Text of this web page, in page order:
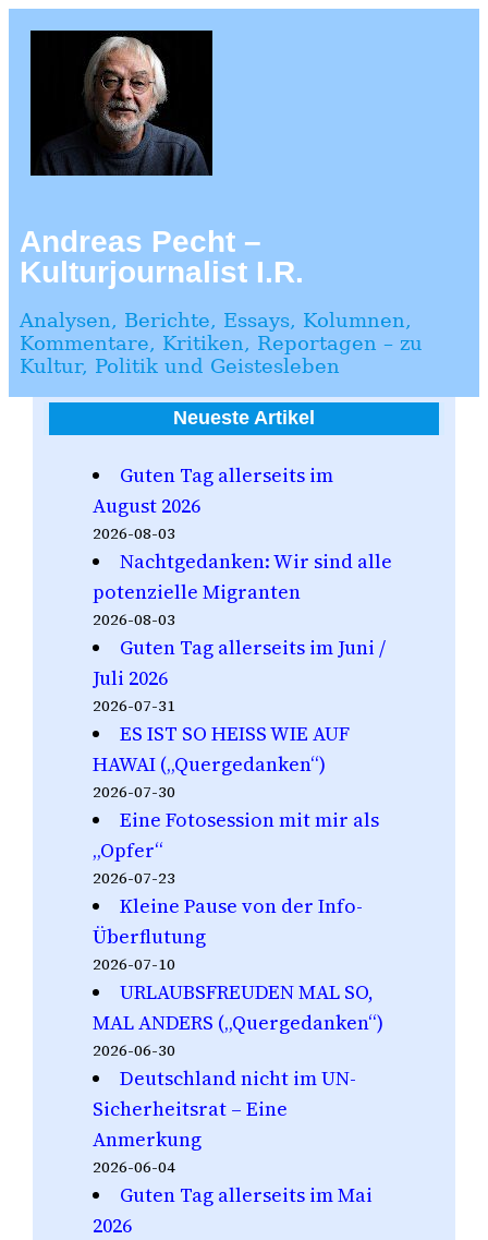
springen
Andreas Pecht –
Kulturjournalist I.R.
Analysen, Berichte, Essays, Kolumnen,
Kommentare, Kritiken, Reportagen – zu
Kultur, Politik und Geistesleben
Neueste Artikel
Guten Tag allerseits im
August 2026
2026-08-03
Nachtgedanken: Wir sind alle
potenzielle Migranten
2026-08-03
Guten Tag allerseits im Juni /
Juli 2026
2026-07-31
ES IST SO HEISS WIE AUF
HAWAI („Quergedanken“)
2026-07-30
Eine Fotosession mit mir als
„Opfer“
2026-07-23
Kleine Pause von der Info-
Überflutung
2026-07-10
URLAUBSFREUDEN MAL SO,
MAL ANDERS („Quergedanken“)
2026-06-30
Deutschland nicht im UN-
Sicherheitsrat – Eine
Anmerkung
2026-06-04
Guten Tag allerseits im Mai
2026